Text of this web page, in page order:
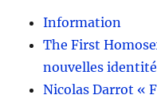
Information
The First
nouvelles
Nicolas Darrot «